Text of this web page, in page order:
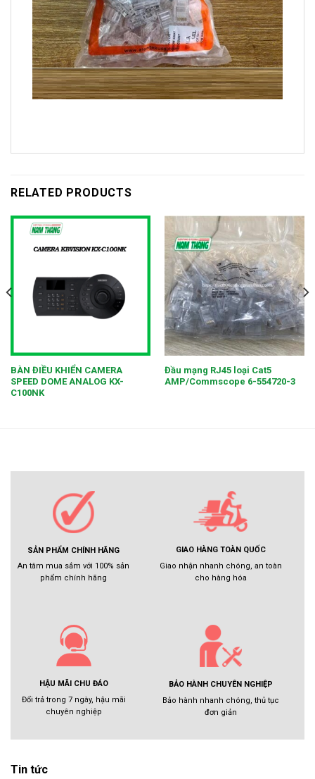
RELATED PRODUCTS
BÀN ĐIỀU KHIỂN CAMERA
SPEED DOME ANALOG KX-
C100NK
Đầu mạng RJ45 loại Cat5
AMP/Commscope 6-554720-3
SẢN PHẨM CHÍNH HÃNG
An tâm mua sắm với 100% sản
phẩm chính hãng
GIAO HÀNG TOÀN QUỐC
Giao nhận nhanh chóng, an toàn
cho hàng hóa
HẬU MÃI CHU ĐÁO
Đổi trả trong 7 ngày, hậu mãi
chuyên nghiệp
BẢO HÀNH CHUYÊN NGHIỆP
Bảo hành nhanh chóng, thủ tục
đơn giản
Tin tức